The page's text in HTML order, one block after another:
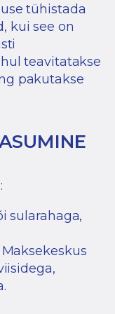
tühistada
kui see on
teavitatakse
pakutakse
sularahaga,